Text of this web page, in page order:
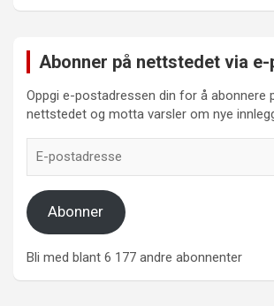
Abonner på nettstedet via
Oppgi e-postadressen din for å abonnere
nettstedet og motta varsler om nye
postadresse
Abonner
Bli med blant 6 177 andre abonnenter